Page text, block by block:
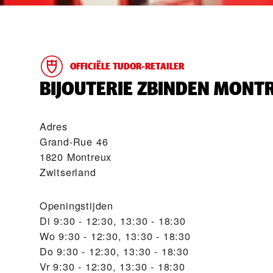
OFFICIËLE TUDOR-RETAILER
‭BIJOUTERIE ZBINDEN
Adres
Grand-Rue 46
1820 Montreux
Zwitserland
Openingstijden
Di 9:30 - 12:30, 13:30 - 18:30
Wo 9:30 - 12:30, 13:30 - 18:30
Do 9:30 - 12:30, 13:30 - 18:30
Vr 9:30 - 12:30, 13:30 - 18:30